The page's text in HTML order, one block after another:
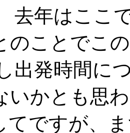
去年はここ
のことでこ
出発時間に
いかとも思
てですが、